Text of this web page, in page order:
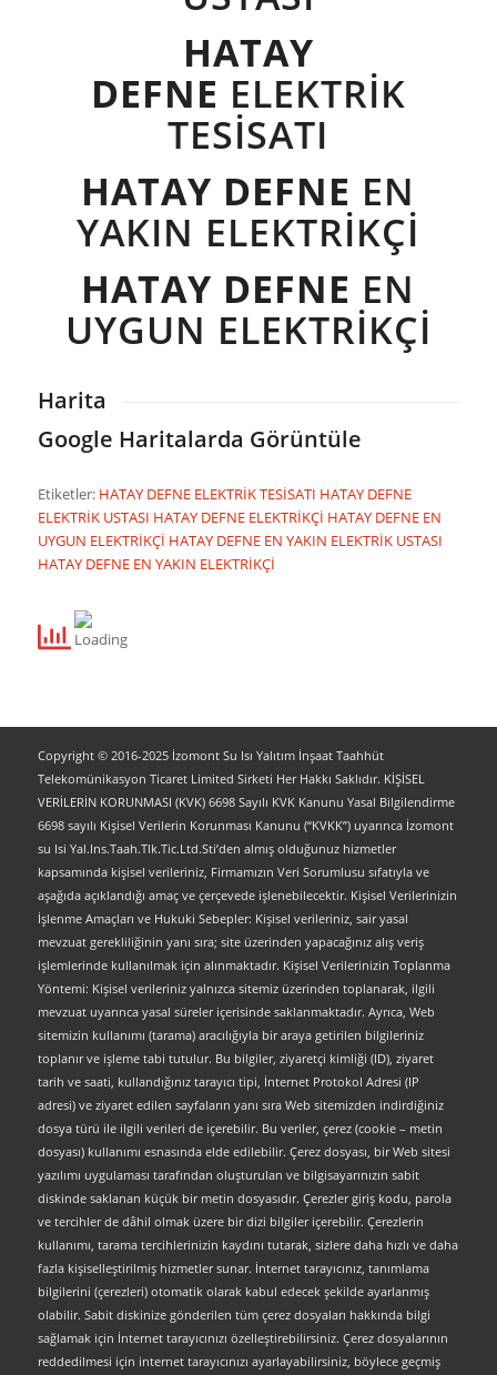
HATAY
DEFNE ELEKTRİK
TESİSATI
HATAY DEFNE EN
YAKIN ELEKTRİKÇİ
HATAY DEFNE EN
UYGUN ELEKTRİKÇİ
Harita
Google Haritalarda Görüntüle
Etiketler: HATAY DEFNE ELEKTRİK TESİSATI HATAY DEFNE
ELEKTRİK USTASI HATAY DEFNE ELEKTRİKÇİ HATAY DEFNE EN
UYGUN ELEKTRİKÇİ HATAY DEFNE EN YAKIN ELEKTRİK USTASI
HATAY DEFNE EN YAKIN ELEKTRİKÇİ
Copyright © 2016-2025 İzomont Su Isı Yalıtım İnşaat Taahhüt
Telekomünikasyon Ticaret Limited Sirketi Her Hakkı Saklıdır. KİŞİSEL
VERİLERİN KORUNMASI (KVK) 6698 Sayılı KVK Kanunu Yasal Bilgilendirme
6698 sayılı Kişisel Verilerin Korunması Kanunu (“KVKK”) uyarınca İzomont
su Isi Yal.Ins.Taah.Tlk.Tic.Ltd.Sti’den almış olduğunuz hizmetler
kapsamında kişisel verileriniz, Firmamızın Veri Sorumlusu sıfatıyla ve
aşağıda açıklandığı amaç ve çerçevede işlenebilecektir. Kişisel Verilerinizin
İşlenme Amaçları ve Hukuki Sebepler: Kişisel verileriniz, sair yasal
mevzuat gerekliliğinin yanı sıra; site üzerinden yapacağınız alış veriş
işlemlerinde kullanılmak için alınmaktadır. Kişisel Verilerinizin Toplanma
Yöntemi: Kişisel verileriniz yalnızca sitemiz üzerinden toplanarak, ilgili
mevzuat uyarınca yasal süreler içerisinde saklanmaktadır. Ayrıca, Web
sitemizin kullanımı (tarama) aracılığıyla bir araya getirilen bilgileriniz
toplanır ve işleme tabi tutulur. Bu bilgiler, ziyaretçi kimliği (ID), ziyaret
tarih ve saati, kullandığınız tarayıcı tipi, İnternet Protokol Adresi (IP
adresi) ve ziyaret edilen sayfaların yanı sıra Web sitemizden indirdiğiniz
dosya türü ile ilgili verileri de içerebilir. Bu veriler, çerez (cookie – metin
dosyası) kullanımı esnasında elde edilebilir. Çerez dosyası, bir Web sitesi
yazılımı uygulaması tarafından oluşturulan ve bilgisayarınızın sabit
diskinde saklanan küçük bir metin dosyasıdır. Çerezler giriş kodu, parola
ve tercihler de dâhil olmak üzere bir dizi bilgiler içerebilir. Çerezlerin
kullanımı, tarama tercihlerinizin kaydını tutarak, sizlere daha hızlı ve daha
fazla kişiselleştirilmiş hizmetler sunar. İnternet tarayıcınız, tanımlama
bilgilerini (çerezleri) otomatik olarak kabul edecek şekilde ayarlanmış
olabilir. Sabit diskinize gönderilen tüm çerez dosyaları hakkında bilgi
sağlamak için İnternet tarayıcınızı özelleştirebilirsiniz. Çerez dosyalarının
reddedilmesi için internet tarayıcınızı ayarlayabilirsiniz, böylece geçmiş